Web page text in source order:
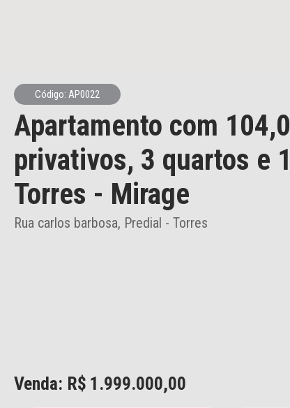
Código: AP0022
Apartamento com
privativos, 3 quartos e
Torres - Mirage
Rua carlos barbosa, Predial - Torres
Venda: R$ 1.999.000,00